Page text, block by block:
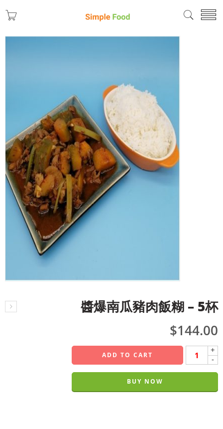
醬爆南瓜豬肉飯糊 – 5杯
$144.00
+
-
ADD TO CART
BUY NOW